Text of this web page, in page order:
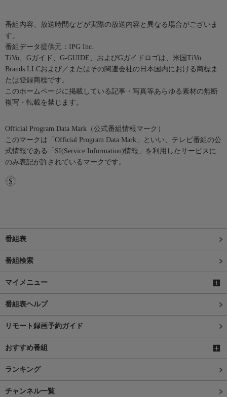
番組内容、放送時間などが実際の放送内容と異なる場合がございま
す。
番組データ提供元：IPG Inc.
TiVo、Gガイド、G-GUIDE、およびGガイドロゴは、米国TiVo
Brands LLCおよび／またはその関連会社の日本国内における商標ま
たは登録商標です。
このホームページに掲載している記事・写真等あらゆる素材の無断
複写・転載を禁じます。
Official Program Data Mark（公式番組情報マーク）
このマークは「Official Program Data Mark」といい、テレビ番組の公
式情報である「SI(Service Information)情報」を利用したサービスに
のみ表記が許されているマークです。
番組表
番組検索
マイメニュー
番組表ヘルプ
リモート録画予約ガイド
おすすめ番組
ランキング
チャンネル一覧